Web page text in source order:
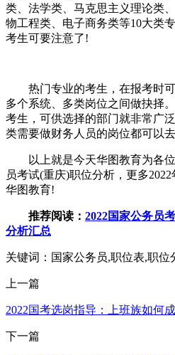
类、法学类、马克思主义理论类
物工程类、电子商务类等10大类
考生可要注意了!
热门专业的考生，在报考时
多个系统、多类岗位之间做抉择
考生，可供选择的部门就非常广
类需要做财务人员的岗位都可以去
以上就是今天华图教育为各
员考试(重庆)职位分析，更多
华图教育!
推荐阅读： 2022国家公务员
分析汇总
关键词：国家公务员,职位表,职位
上一篇
2022国考选岗指导：上班族如
下一篇